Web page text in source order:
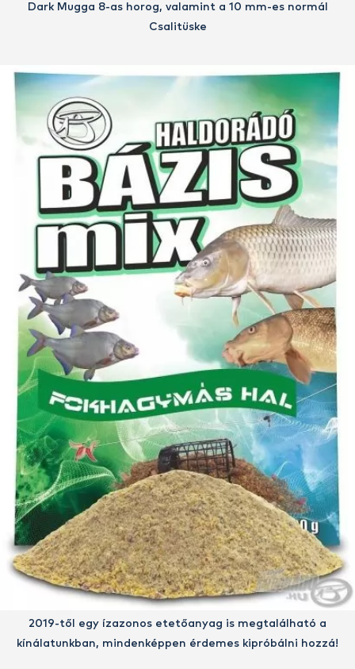
Dark Mugga 8-as horog, valamint a 10 mm-es normál
Csalitüske
2019-től egy ízazonos etetőanyag is megtalálható a
kínálatunkban, mindenképpen érdemes kipróbálni hozzá!